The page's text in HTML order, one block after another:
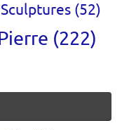
Sculptures (52)
(222)